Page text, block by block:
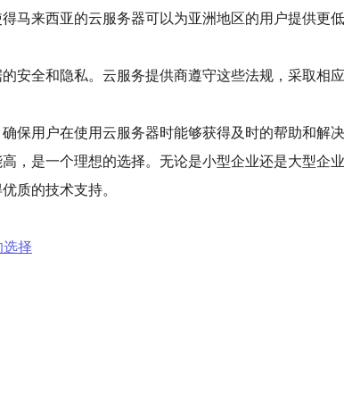
马来西亚的云服务器可以为亚洲地区的用户提供更
安全和隐私。云服务提供商遵守这些法规，采取相
保用户在使用云服务器时能够获得及时的帮助和解
，是一个理想的选择。无论是小型企业还是大型
质的技术支持。
择